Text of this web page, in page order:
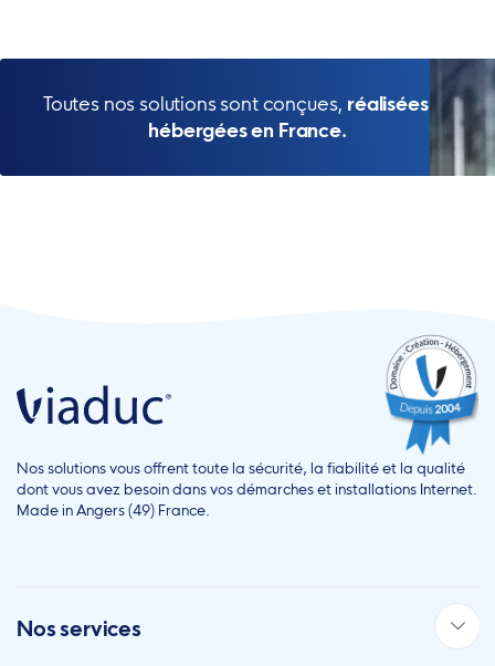
Toutes nos solutions sont conçues, réalisées et
hébergées en France.
Nos solutions vous offrent toute la sécurité, la fiabilité et la qualité
dont vous avez besoin dans vos démarches et installations Internet.
Made in Angers (49) France.
Nos services